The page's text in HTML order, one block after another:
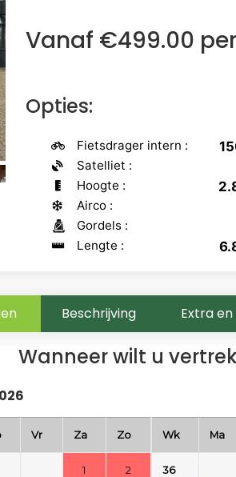
Vanaf €499.00
Opties:
Fietsdrager intern :
Satelliet :
Hoogte :
Airco :
Gordels :
Lengte :
Beschrijving Extra
Wanneer wilt u
Vr Za Zo
1 2
Wk Ma
36